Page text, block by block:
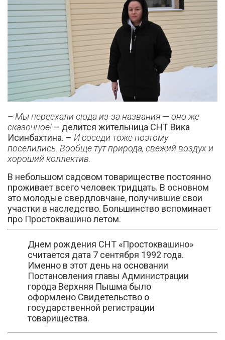
– Мы переехали сюда из-за названия — оно же
сказочное! – делится жительница СНТ Вика
Исинбахтина. – И соседи тоже поэтому
поселились. Вообще тут природа, свежий воздух и
хороший коллектив.
В небольшом садовом товариществе постоянно
проживает всего человек тридцать. В основном
это молодые свердловчане, получившие свои
участки в наследство. Большинство вспоминает
про Простоквашино летом.
Днем рождения СНТ «Простоквашино»
считается дата 7 сентября 1992 года.
Именно в этот день на основании
Постановления главы Администрации
города Верхняя Пышма было
оформлено Свидетельство о
государственной регистрации
товарищества.